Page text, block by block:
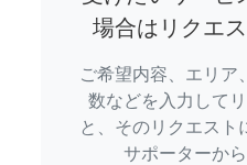
場合はリクエ
ご希望内容、エリア
数などを入力して
と、そのリクエスト
サポーターか